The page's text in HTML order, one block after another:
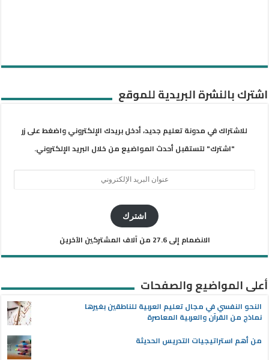
اشترك بالنشرة البريدية للموقع
للاشتراك في مدونة تعليم جديد، أدخل بريدك الإلكتروني واضغط على زر
"اشترك" لتستقبل أحدث المواضيع من خلال البريد الإلكتروني.
اشترك
الانضمام إلى 27.6 من آلاف المشتركين الآخرين
أعلى المواضيع والصفحات
النحو النفسي في مجال تعليم العربية للناطقين بغيرها
نماذج من القرآن والعربية المعاصرة
من أهم استراتيجيات التدريس الحديثة